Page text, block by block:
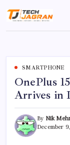
SMARTPHONE
OnePlus
Arrives in
By Nik
December